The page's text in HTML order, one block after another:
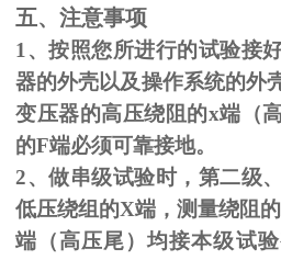
五、注意事项
1、按照您所进行的试验接
器的外壳以及操作系统的外
变压器的高压绕阻的x端（
的F端必须可靠接地。
2、做串级试验时，第二级
低压绕组的X端，测量绕阻的
端（高压尾）均接本级试